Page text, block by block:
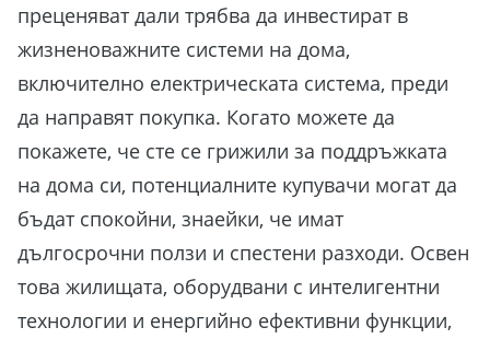
преценяват дали трябва да инвестират в
жизненоважните системи на дома,
включително електрическата система, преди
да направят покупка. Когато можете да
покажете, че сте се грижили за поддръжката
на дома си, потенциалните купувачи могат да
бъдат спокойни, знаейки, че имат
дългосрочни ползи и спестени разходи. Освен
това жилищата, оборудвани с интелигентни
технологии и енергийно ефективни функции,